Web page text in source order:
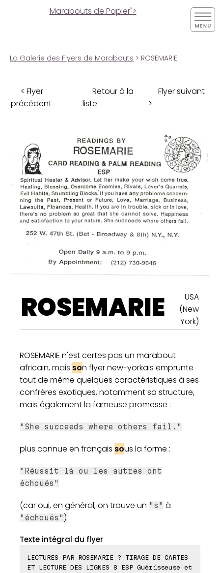
Marabouts de Papier">
La Galerie des Flyers de Marabouts > ROSEMARIE
< Flyer
précédent
Retour à la
liste
Flyer suivant
>
ROSEMARIE
USA
(New
York)
ROSEMARIE n'est certes pas un marabout
africain, mais son flyer new-yorkais emprunte
tout de même quelques caractéristiques à ses
confrères exotiques, notamment sa structure,
mais également la fameuse promesse :
"She succeeds where others fail."
plus connue en français sous la forme :
"Réussit là ou les autres ont
échoués"
(car oui, en général, on trouve un "s" à
"échoués" )
Texte intégral du flyer
LECTURES PAR ROSEMARIE ? TIRAGE DE CARTES
ET LECTURE DES LIGNES 8 ESP Guérisseuse et